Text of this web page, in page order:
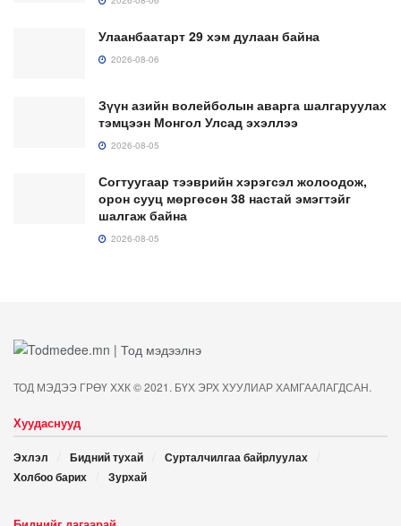
Улаанбаатарт 29 хэм дулаан байна
2026-08-06
Зүүн азийн волейболын аварга шалгаруулах
тэмцээн Монгол Улсад эхэллээ
2026-08-05
Согтуугаар тээврийн хэрэгсэл жолоодож,
орон сууц мөргөсөн 38 настай эмэгтэйг
шалгаж байна
2026-08-05
ТОД МЭДЭЭ ГРӨҮ ХХК © 2021. БҮХ ЭРХ ХУУЛИАР ХАМГААЛАГДСАН.
Хуудаснууд
Эхлэл Бидний тухай
Сурталчилгаа байрлуулах
Холбоо барих
Зурхай